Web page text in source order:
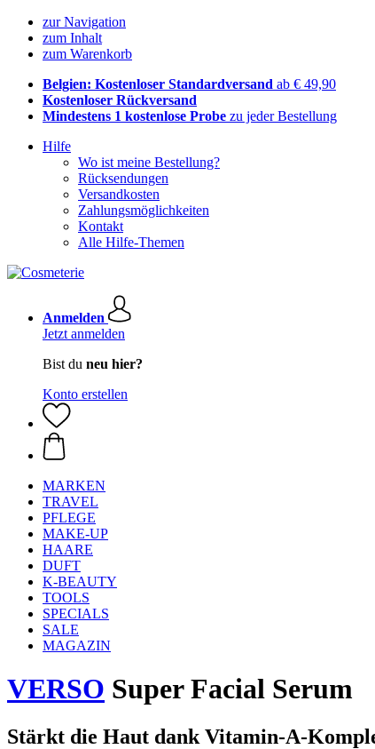
zur Navigation
zum Inhalt
zum Warenkorb
Belgien: Kostenloser Standardversand ab € 49,90
Kostenloser Rückversand
Mindestens 1 kostenlose Probe zu jeder Bestellung
Hilfe
Wo ist meine Bestellung?
Rücksendungen
Versandkosten
Zahlungsmöglichkeiten
Kontakt
Alle Hilfe-Themen
Anmelden
Jetzt anmelden
Bist du neu hier?
Konto erstellen
MARKEN
TRAVEL
PFLEGE
MAKE-UP
HAARE
DUFT
K-BEAUTY
TOOLS
SPECIALS
SALE
MAGAZIN
VERSO Super Facial Serum
Stärkt die Haut dank Vitamin-A-